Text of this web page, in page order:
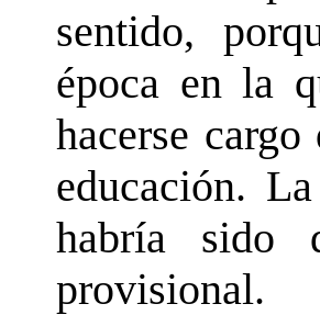
sentido,
época en la
hacerse
educación.
habría sido